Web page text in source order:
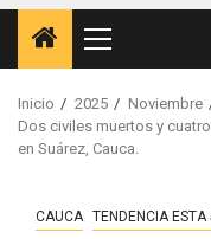
Menú
principal
Inicio 2025 Noviembre
Dos civiles muertos y
en Suárez, Cauca.
CAUCA TENDENCIA ESTA